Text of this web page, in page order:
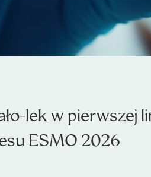
lek w pierwszej
ESMO 2026